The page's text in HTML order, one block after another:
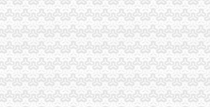
新浪网
账会计公司注册报税会计_重庆工商注